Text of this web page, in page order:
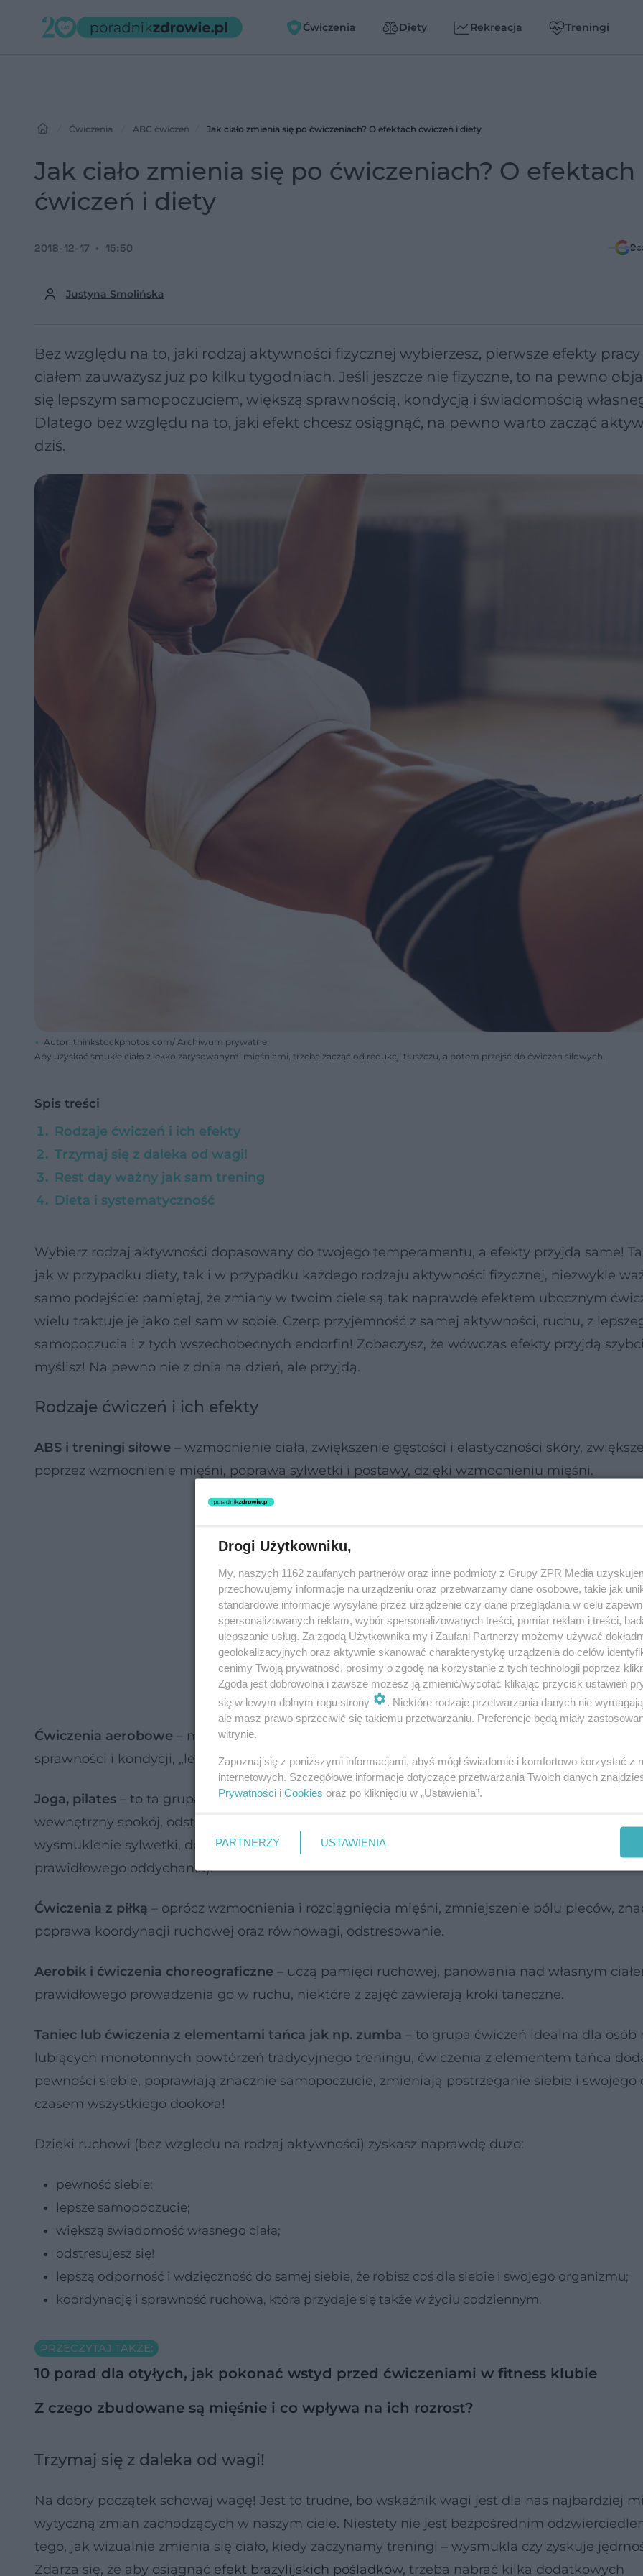
Ćwiczenia Diety Rekreacja Treningi
Ćwiczenia ABC ćwiczeń Jak ciało zmienia się po ćwiczeniach? O efektach ćwiczeń i diety
Jak ciało zmienia się po ćwiczeniach? O efektach
ćwiczeń i diety
Justyna Smolińska
2018-12-17 15:50
Bez względu na to, jaki rodzaj aktywności fizycznej wybierzesz, pierwsze efekty
ciałem zauważysz już po kilku tygodniach. Jeśli jeszcze nie fizyczne, to na pewno
się lepszym samopoczuciem, większą sprawnością, kondycją i świadomością
Dlatego bez względu na to, jaki efekt chcesz osiągnąć, na pewno warto zacząć
dziś.
Autor: thinkstockphotos.com/ Archiwum prywatne
Aby uzyskać smukłe ciało z lekko zarysowanymi mięśniami, trzeba zacząć od redukcji tłuszczu, a potem przejść do ćwiczeń siłowych.
Spis treści
Rodzaje ćwiczeń i ich efekty
Trzymaj się z daleka od wagi!
Rest day ważny jak sam trening
Dieta i systematyczność
Wybierz rodzaj aktywności dopasowany do twojego temperamentu, a efekty przyjdą same!
jak w przypadku diety, tak i w przypadku każdego rodzaju aktywności fizycznej, niezwykle
samo podejście: pamiętaj, że zmiany w twoim ciele są tak naprawdę efektem ubocznym
wielu traktuje je jako cel sam w sobie. Czerp przyjemność z samej aktywności, ruchu, z
samopoczucia i z tych wszechobecnych endorfin! Zobaczysz, że wówczas efekty przyjdą
myślisz! Na pewno nie z dnia na dzień, ale przyjdą.
Rodzaje ćwiczeń i ich efekty
ABS i treningi siłowe – wzmocnienie ciała, zwiększenie gęstości i elastyczności skóry,
poprzez wzmocnienie mięśni, poprawa sylwetki i postawy, dzięki wzmocnieniu mięśni.
Ćwiczenia aerobowe – mniej centymetrów w obwodach (
sprawności i kondycji, „lekkość” postawy, ogólne wzmocnienie organizmu.
Joga, pilates – to ta grupa ćwiczeń, które oprócz korzyści fizycznych, zapewnia przede
wewnętrzny spokój, odstresowanie, relaks, wzmocnienie, rozciąganie i uelastycznienie mięśni,
wysmuklenie sylwetki, dotlenienie (tempo jest wolne, więc można popracować nad nauką
prawidłowego oddychania).
Ćwiczenia z piłką – oprócz wzmocnienia i rozciągnięcia mięśni, zmniejszenie bólu pleców,
poprawa koordynacji ruchowej oraz równowagi, odstresowanie.
Aerobik i ćwiczenia choreograficzne – uczą pamięci ruchowej, panowania nad własnym
prawidłowego prowadzenia go w ruchu, niektóre z zajęć zawierają kroki taneczne.
Taniec lub ćwiczenia z elementami tańca jak np. zumba – to grupa ćwiczeń idealna dla osób
lubiących monotonnych powtórzeń tradycyjnego treningu, ćwiczenia z elementem tańca
pewności siebie, poprawiają znacznie samopoczucie, zmieniają postrzeganie siebie i swojego
czasem wszystkiego dookoła!
Dzięki ruchowi (bez względu na rodzaj aktywności) zyskasz naprawdę dużo:
pewność siebie;
lepsze samopoczucie;
większą świadomość własnego ciała;
odstresujesz się!
lepszą odporność i wdzięczność do samej siebie, że robisz coś dla siebie i swojego organizmu;
koordynację i sprawność ruchową, która przydaje się także w życiu codziennym.
PRZECZYTAJ TAKŻE:
10 porad dla otyłych, jak pokonać wstyd przed ćwiczeniami w fitness klubie
Z czego zbudowane są mięśnie i co wpływa na ich rozrost?
Trzymaj się z daleka od wagi!
Na dobry początek schowaj wagę! Jest to trudne, bo wskaźnik wagi jest dla nas najbardziej
wytyczną zmian zachodzących w naszym ciele. Niestety nie jest bezpośrednim
tego, jak wizualnie zmienia się ciało, kiedy zaczynamy treningi – wysmukla czy zyskuje
Zdarza się, że aby osiągnąć efekt brazylijskich pośladków, trzeba nabrać kilka dodatkowych
Drogi Użytkowniku,
My, naszych 1162 zaufanych partnerów oraz inne podmioty z Grupy ZPR Media
przechowujemy informacje na urządzeniu oraz przetwarzamy dane osobowe, takie jak
standardowe informacje wysyłane przez urządzenie czy dane przeglądania w celu
spersonalizowanych reklam, wybór spersonalizowanych treści, pomiar reklam i treści,
ulepszanie usług. Za zgodą Użytkownika my i Zaufani Partnerzy możemy używać
geolokalizacyjnych oraz aktywnie skanować charakterystykę urządzenia do celów
cenimy Twoją prywatność, prosimy o zgodę na korzystanie z tych technologii poprzez
Zgoda jest dobrowolna i zawsze możesz ją zmienić/wycofać klikając przycisk ustawień
się w lewym dolnym rogu strony
. Niektóre rodzaje przetwarzania danych nie
ale masz prawo sprzeciwić się takiemu przetwarzaniu. Preferencje będą miały
witrynie.
Zapoznaj się z poniższymi informacjami, abyś mógł świadomie i komfortowo korzystać z
internetowych. Szczegółowe informacje dotyczące przetwarzania Twoich danych
Prywatności i Cookies oraz po kliknięciu w „Ustawienia”.
PARTNERZY USTAWIENIA